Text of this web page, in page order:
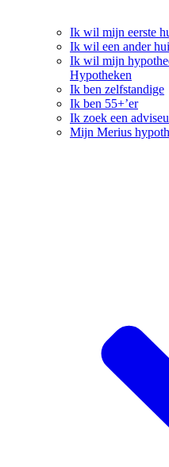
Ik wil mijn eerste
Ik wil een ander
Ik wil mijn
Hypotheken
Ik ben zelfstandige
Ik ben 55+’er
Ik zoek een
Mijn Merius